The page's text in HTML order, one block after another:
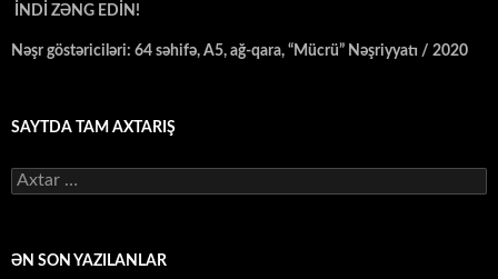
İNDİ ZƏNG EDİN!
Nəşr göstəriciləri: 64 səhifə, A5, ağ-qara, “Mücrü” Nəşriyyatı / 2020
SAYTDA TAM AXTARIŞ
Axtarış:
ƏN SON YAZILANLAR